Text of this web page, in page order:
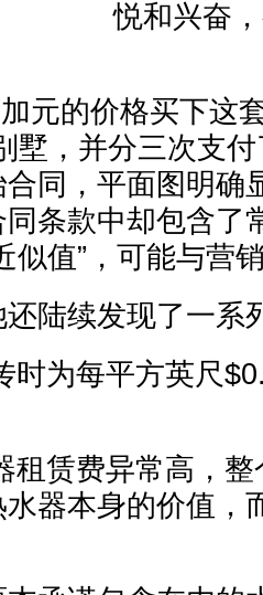
悦和兴奋
元的价格买下这
墅，并分三次支
同，平面图明确
条款中却包含了
似值”，可能与营
陆续发现了一系
时为每平方英尺
租赁费异常高，
器本身的价值，